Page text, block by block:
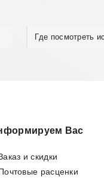
Где посмотреть
Вас
и скидки
расценки